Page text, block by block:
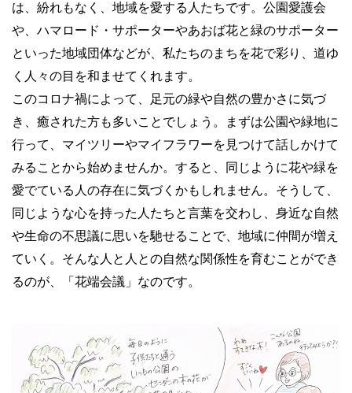
は、紛れもなく、地域を愛する人たちです。公園愛護会
や、ハマロード ・サポーターやあおば花と緑のサポーター
といった地域団体などが、私たちのまちを花で彩り、道ゆ
く人々の目を和ませてくれます。
このコロナ禍によって、足元の緑や自然の豊かさに気づ
き、癒された方も多いことでしょう。まずは公園や緑地に
行って、マイツリーやマイフラワーを見つけて話しかけて
みることから始めませんか。すると、同じように花や緑を
愛でている人の存在に気づくかもしれません。そうして、
同じような心を持った人たちと言葉を交わし、身近な自然
や生命の不思議に思いを馳せることで、地域に仲間が増え
ていく。そんな人と人との自然な関係性を育むことができ
るのが、「花端会議」なのです。